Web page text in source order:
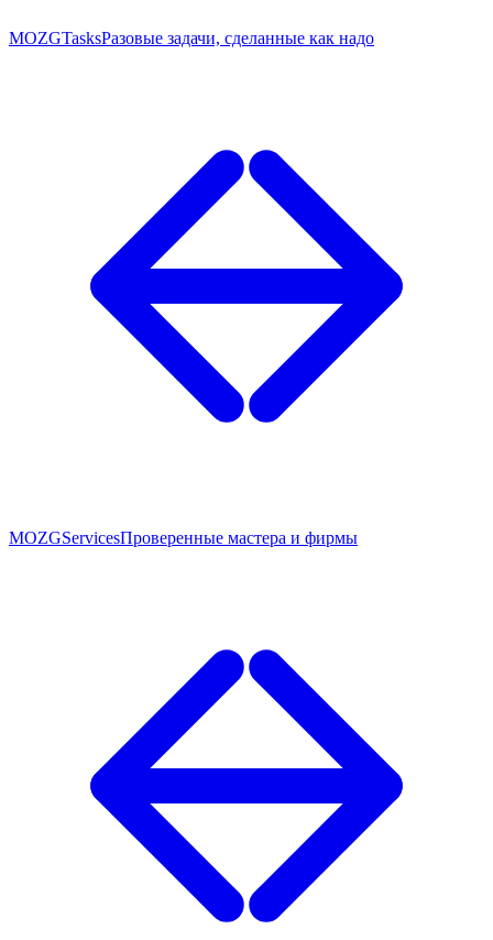
MOZGTasksРазовые задачи, сделанные как надо
MOZGServicesПроверенные мастера и фирмы